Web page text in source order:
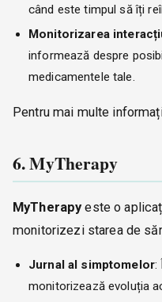
când este timpul să îți
Monitorizarea
informează despre
medicamentele tale.
Pentru mai multe
6. MyTherapy
MyTherapyeste o
monitorizezi starea de
Jurnal al simptomelor:
monitorizează evoluția